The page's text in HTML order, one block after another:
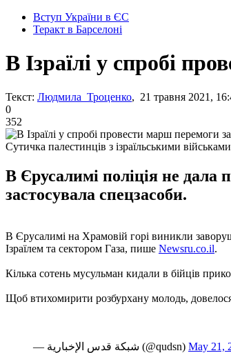
Вступ України в ЄС
Теракт в Барселоні
В Ізраїлі у спробі
Текст: Людмила Троценко, 21 травня 2021,
0
352
Сутичка палестинців з ізраїльськими
В Єрусалимі поліція не
застосувала спецзасоби.
В Єрусалимі на Храмовій горі виникли
Ізраїлем та сектором Газа, пише Newsru.co.il.
Кілька сотень мусульман кидали в бійців
Щоб втихомирити розбурхану молодь,
— شبكة قدس الإخبارية (@qudsn) May 21,